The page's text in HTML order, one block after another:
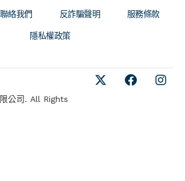
聯絡我們 反詐騙聲明 服務條款
隱私權政策
公司. All Rights